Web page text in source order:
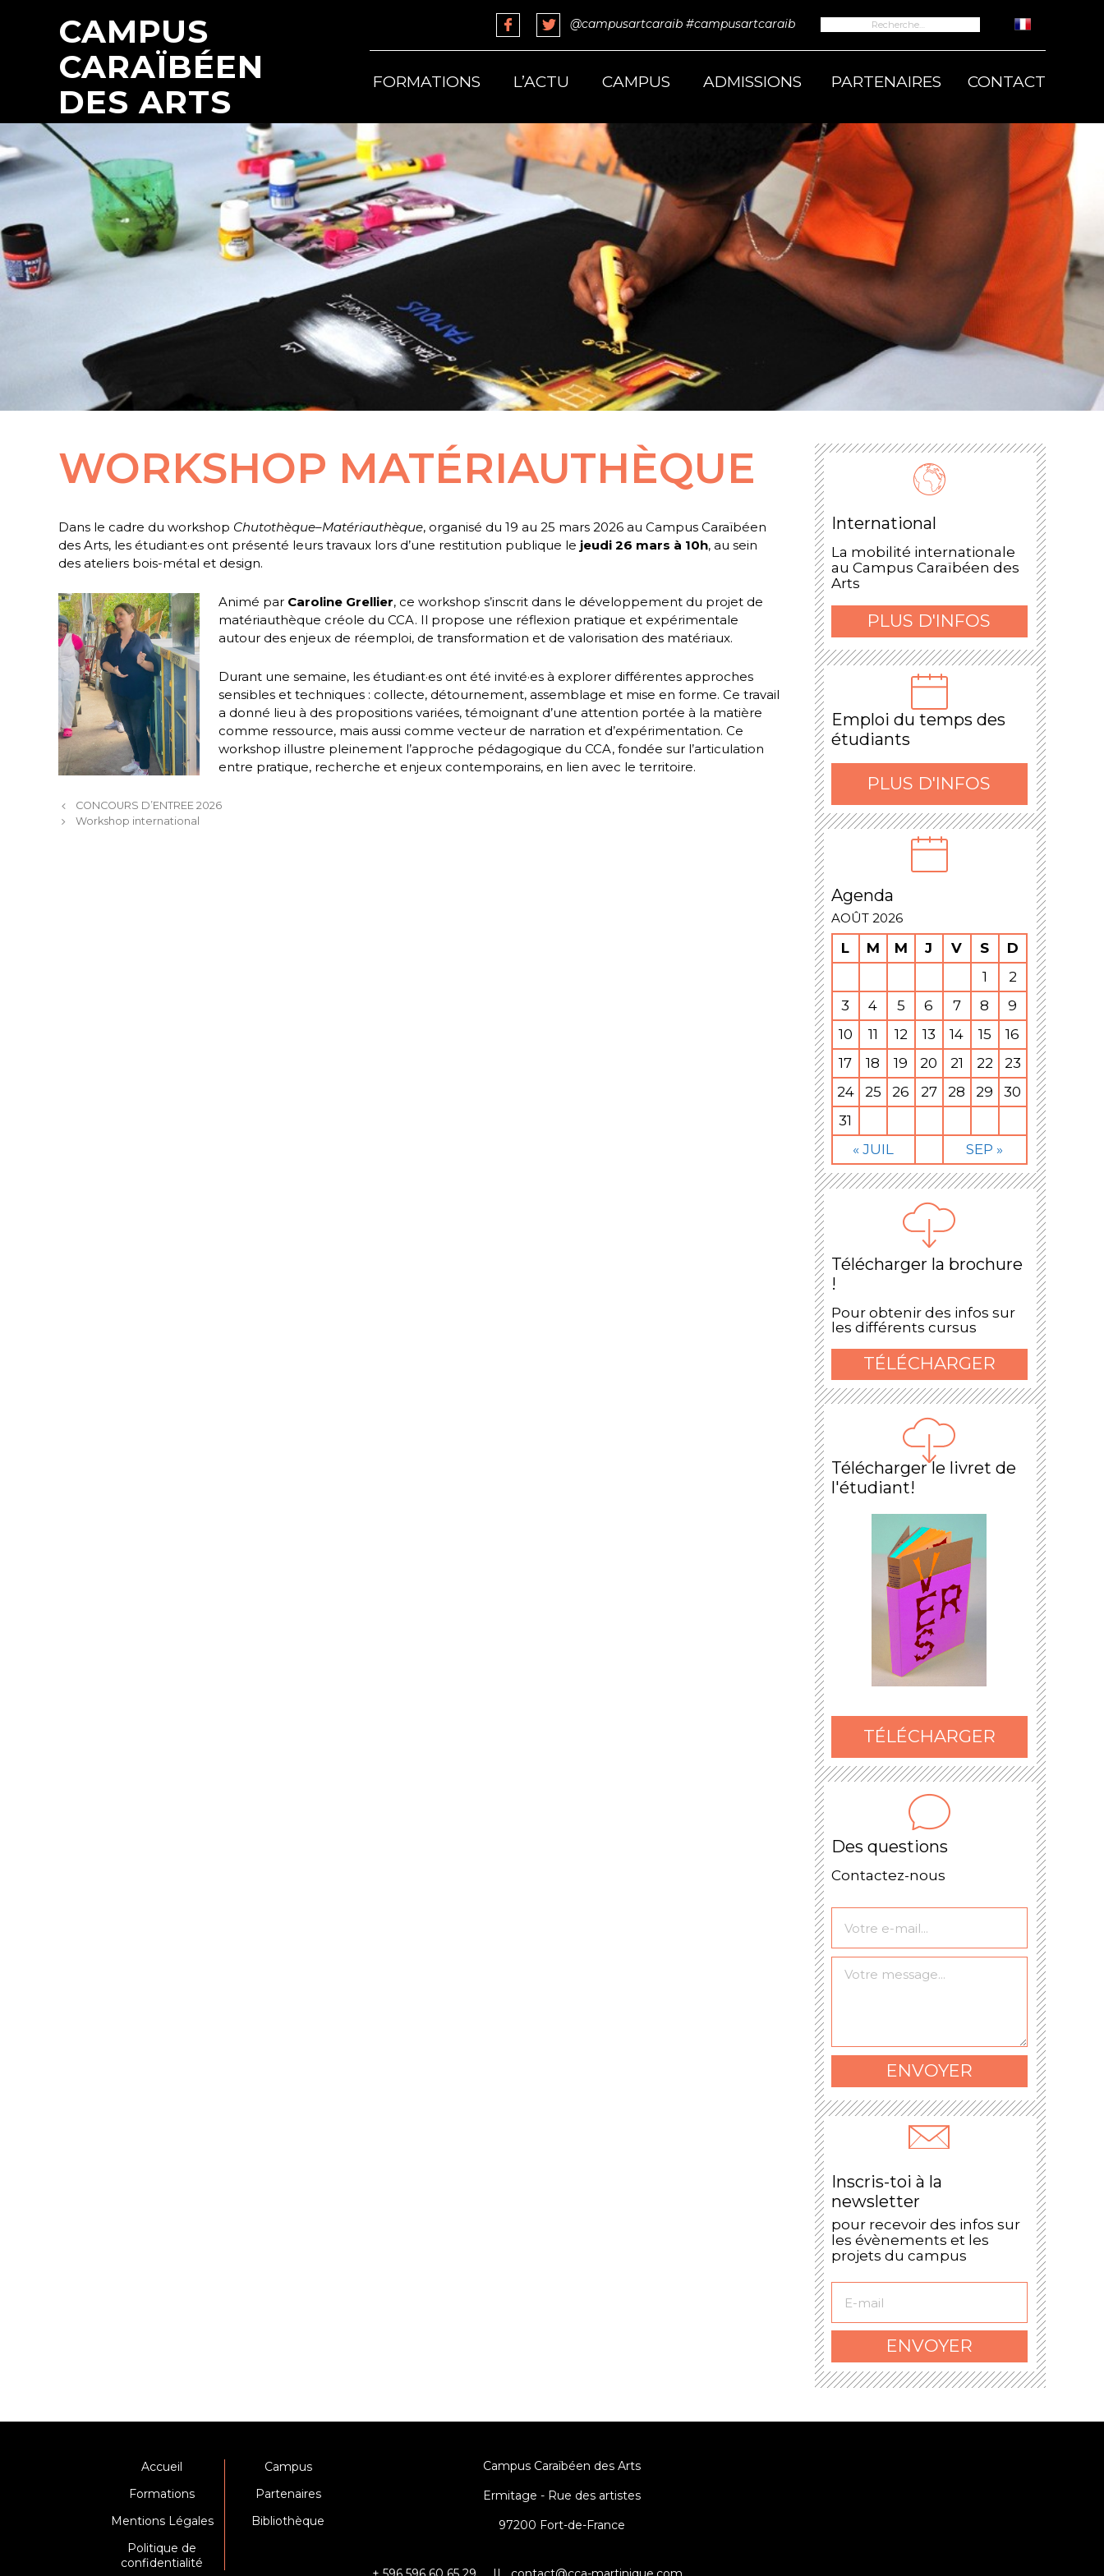
CAMPUS
CARAÏBÉEN
DES ARTS
@campusartcaraib #campusartcaraib Rechercher :
FORMATIONS L’ACTU CAMPUS ADMISSIONS PARTENAIRES CONTACT
WORKSHOP MATÉRIAUTHÈQUE
Dans le cadre du workshop Chutothèque–Matériauthèque, organisé du 19 au 25 mars 2026 au Campus Caraïbéen
des Arts, les étudiant·es ont présenté leurs travaux lors d’une restitution publique le jeudi 26 mars à 10h, au sein
des ateliers bois-métal et design.
Animé par Caroline Grellier, ce workshop s’inscrit dans le développement du projet de
matériauthèque créole du CCA. Il propose une réflexion pratique et expérimentale
autour des enjeux de réemploi, de transformation et de valorisation des matériaux.
Durant une semaine, les étudiant·es ont été invité·es à explorer différentes approches
sensibles et techniques : collecte, détournement, assemblage et mise en forme. Ce travail
a donné lieu à des propositions variées, témoignant d’une attention portée à la matière
comme ressource, mais aussi comme vecteur de narration et d’expérimentation. Ce
workshop illustre pleinement l’approche pédagogique du CCA, fondée sur l’articulation
entre pratique, recherche et enjeux contemporains, en lien avec le territoire.
N
a
CONCOURS D’ENTREE 2026
Workshop international
International
La mobilité internationale
au Campus Caraïbéen des
Arts
PLUS D'INFOS
Emploi du temps des
étudiants
PLUS D'INFOS
Agenda
AOÛT 2026
L M M J V S
D
1
2
3
4 5 6 7 8
9
10
11 12 13 14 15
16
17
18 19 20 21 22
23
24
25 26 27 28 29
30
31
« JUIL
SEP »
Télécharger la brochure
!
Pour obtenir des infos sur
les différents cursus
TÉLÉCHARGER
Télécharger le livret de
l'étudiant!
TÉLÉCHARGER
Des questions
Contactez-nous
Le formulaire a bien
été envoyé.
ENVOYER
Inscris-toi à la
newsletter
pour recevoir des infos sur
les évènements et les
projets du campus
Le formulaire a bien
ENVOYER
Accueil
Formations
Mentions Légales
Politique de
confidentialité
Campus
Partenaires
Bibliothèque
Campus Caraïbéen des Arts
Ermitage - Rue des artistes
97200 Fort-de-France